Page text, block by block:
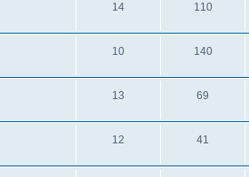
14 110
10 140
13 69
12 41